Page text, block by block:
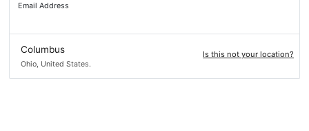
Email Address
Columbus
Ohio, United States.
Is this not your location?